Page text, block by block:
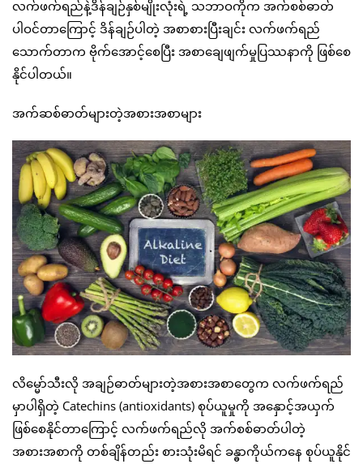
လက်ဖက်ရည်နဲ့ဒိန်ချဉ်နှစ်မျိုးလုံးရဲ့ သဘာဝကိုက အက်စစ်ဓာတ်
ပါဝင်တာကြောင့် ဒိန်ချဉ်ပါတဲ့ အစာစားပြီးချင်း လက်ဖက်ရည်
သောက်တာက ဗိုက်အောင့်စေပြီး အစာချေဖျက်မှုပြဿနာကို ဖြစ်စေ
နိုင်ပါတယ်။
အက်ဆစ်ဓာတ်များတဲ့အစားအစာများ
လိမ္မော်သီးလို အချဉ်ဓာတ်များတဲ့အစားအစာတွေက လက်ဖက်ရည်
မှာပါရှိတဲ့ Catechins (antioxidants) စုပ်ယူမှုကို အနှောင့်အယှက်
ဖြစ်စေနိုင်တာကြောင့် လက်ဖက်ရည်လို အက်စစ်ဓာတ်ပါတဲ့
အစားအစာကို တစ်ချိန်တည်း စားသုံးမိရင် ခန္ဓာကိုယ်ကနေ စုပ်ယူနိုင်